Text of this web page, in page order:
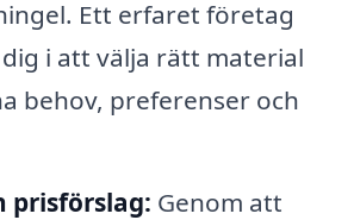
Ett erfaret företag
i att välja rätt material
behov, preferenser och
prisförslag: Genom att